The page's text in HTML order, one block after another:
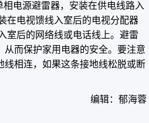
电源避雷器，安装在供电线路入
在电视馈线入室后的电视分配器
室后的网络线或电话线上。避雷
而保护家用电器的安全。要注意
相连，如果这条接地线松脱或断
编辑：郁海蓉